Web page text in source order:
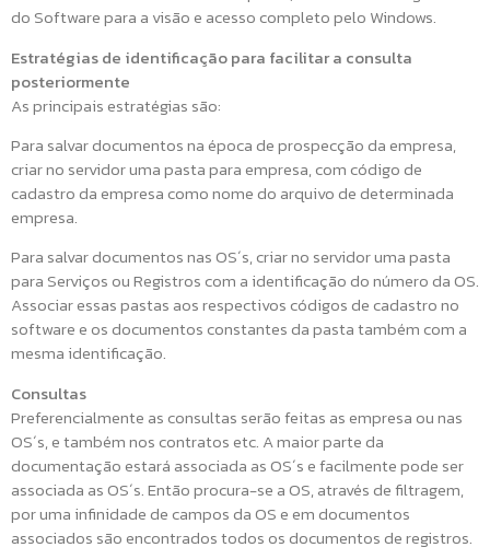
do Software para a visão e acesso completo pelo Windows.
Estratégias de identificação para facilitar a consulta
posteriormente
As principais estratégias são:
Para salvar documentos na época de prospecção da empresa,
criar no servidor uma pasta para empresa, com código de
cadastro da empresa como nome do arquivo de determinada
empresa.
Para salvar documentos nas OS´s, criar no servidor uma pasta
para Serviços ou Registros com a identificação do número da OS.
Associar essas pastas aos respectivos códigos de cadastro no
software e os documentos constantes da pasta também com a
mesma identificação.
Consultas
Preferencialmente as consultas serão feitas as empresa ou nas
OS´s, e também nos contratos etc. A maior parte da
documentação estará associada as OS´s e facilmente pode ser
associada as OS´s. Então procura-se a OS, através de filtragem,
por uma infinidade de campos da OS e em documentos
associados são encontrados todos os documentos de registros.